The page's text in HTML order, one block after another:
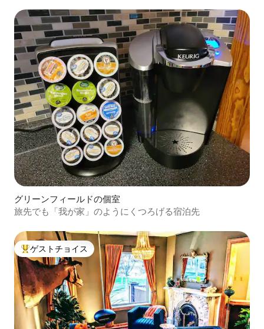
グリーンフィールドの個室
旅先でも「我が家」のようにくつろげる宿泊先
大好評のゲストチョイスです。
ゲストチョイス